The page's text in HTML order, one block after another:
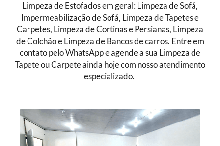
Limpeza de Estofados em geral: Limpeza de Sofá,
Impermeabilização de Sofá, Limpeza de Tapetes e
Carpetes, Limpeza de Cortinas e Persianas, Limpeza
de Colchão e Limpeza de Bancos de carros. Entre em
contato pelo WhatsApp e agende a sua Limpeza de
Tapete ou Carpete ainda hoje com nosso atendimento
especializado.